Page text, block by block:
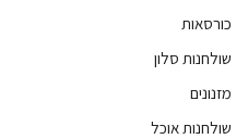
כורסאות
שולחנות סלון
מזנונים
שולחנות אוכל